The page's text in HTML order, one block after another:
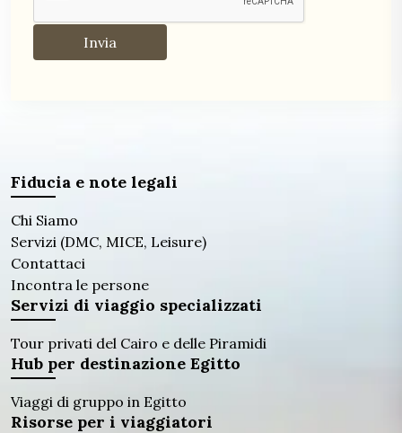
Fiducia e note legali
Chi Siamo
Servizi (DMC, MICE, Leisure)
Contattaci
Incontra le persone
Servizi di viaggio specializzati
Tour privati ​​del Cairo e delle Piramidi
Hub per destinazione Egitto
Viaggi di gruppo in Egitto
Risorse per i viaggiatori